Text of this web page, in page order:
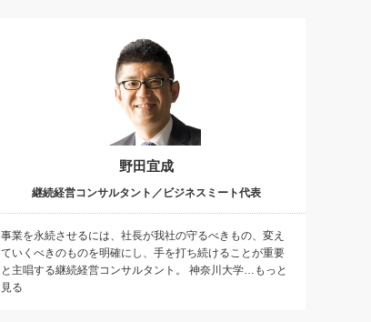
野田宜成
継続経営コンサルタント／ビジネスミート代表
事業を永続させるには、社長が我社の守るべきもの、変え
ていくべきのものを明確にし、手を打ち続けることが重要
と主唱する継続経営コンサルタント。 神奈川大学…もっと
見る